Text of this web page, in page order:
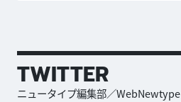
TWITTER
ニュータイプ編集部／WebNewtype